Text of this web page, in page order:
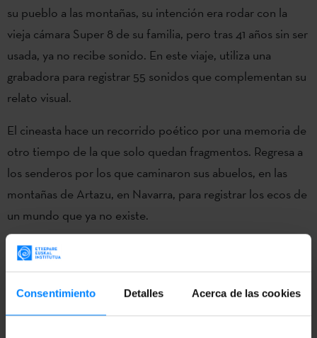
Consentimiento Detalles Acerca de las cookies
su pueblo a las montañas, su intención era rodar con la
vieja cámara Super 8 de su familia, pero tras 41 años sin ser
usada, ya no recibe sonido. En este viaje, utiliza una
grabadora para registrar 55 sonidos que complementan su
relato visual.
El cineasta hace un recorrido poético por una memoria de
otro tiempo de la que solo quedan fragmentos. Regresa a
los senderos por los que caminaron sus abuelos, en las
montañas de Artazu, en Navarra, para registrar los ecos de
un mundo que ya no existe.
El título de la película es una declamación pausada
vertebrada en sonidos onomatopéyicos: una brisa ligera
(zinzin), una piedra que cae (durrun) y una cumbre
golpeada por un rayo (karratz). Estos sonidos significan la